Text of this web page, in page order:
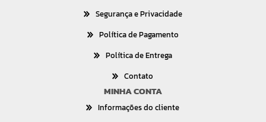
Segurança e Privacidade
Política de Pagamento
Política de Entrega
Contato
MINHA CONTA
Informações do cliente